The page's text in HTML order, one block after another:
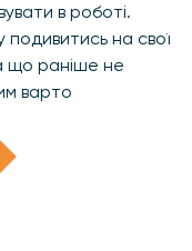
в роботі.
на свої
що раніше не
варто